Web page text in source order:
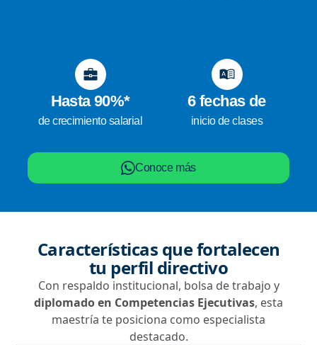
Hasta 90%*
de crecimiento salarial
6 fechas de
inicio de clases
Conoce más
Características que fortalecen
tu perfil directivo
Con respaldo institucional, bolsa de trabajo y
diplomado en Competencias Ejecutivas, esta
maestría te posiciona como especialista
destacado.